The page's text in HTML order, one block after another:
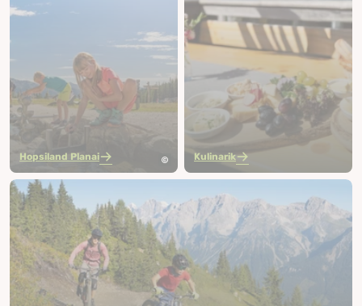
Hopsiland Planai Kulinarik